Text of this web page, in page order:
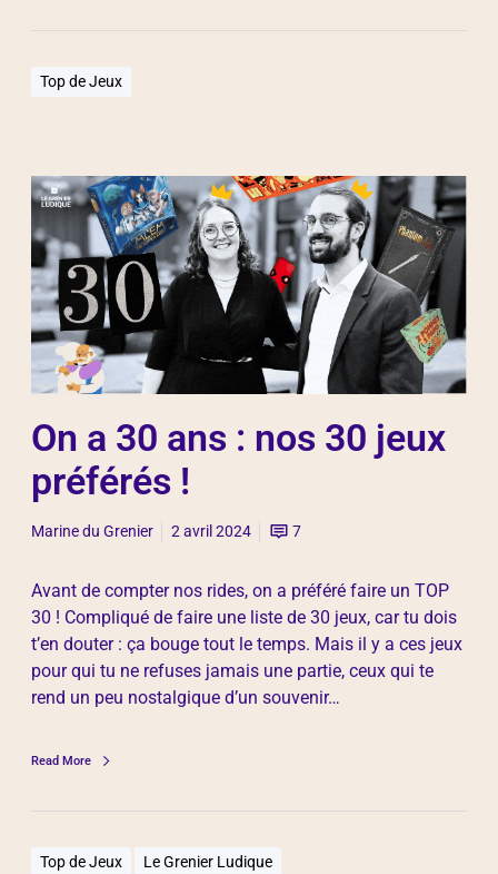
Top de Jeux
On a 30 ans : nos 30 jeux
préférés !
Marine du Grenier 2 avril 2024 7
Avant de compter nos rides, on a préféré faire un TOP
30 ! Compliqué de faire une liste de 30 jeux, car tu dois
t’en douter : ça bouge tout le temps. Mais il y a ces jeux
pour qui tu ne refuses jamais une partie, ceux qui te
rend un peu nostalgique d’un souvenir…
Read More
Top de Jeux Le Grenier Ludique